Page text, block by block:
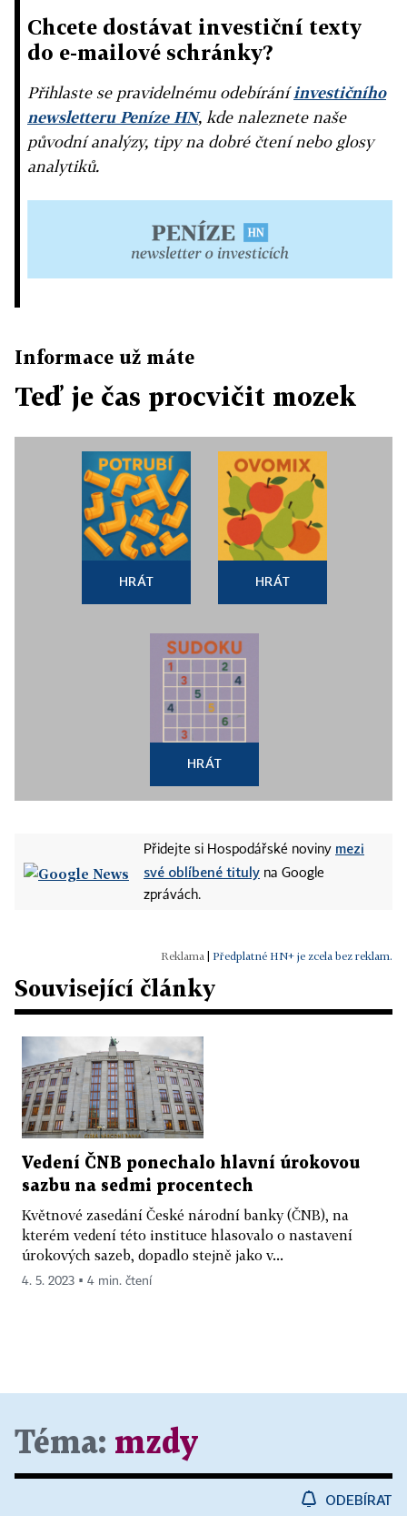
Chcete dostávat investiční texty
do e-mailové schránky?
Přihlaste se pravidelnému odebíráníinvestičního
newsletteru Peníze HN, kde naleznete naše
původní analýzy, tipy na dobré čtení nebo glosy
analytiků.
Informace už máte
Teď je čas procvičit mozek
HRÁT HRÁT
HRÁT
Přidejte si Hospodářské noviny mezi
své oblíbené tituly na Google
zprávách.
Předplatné HN+ je zcela bez reklam.
Související články
Vedení ČNB ponechalo hlavní úrokovou
sazbu na sedmi procentech
Květnové zasedání České národní banky (ČNB), na
kterém vedení této instituce hlasovalo o nastavení
úrokových sazeb, dopadlo stejně jako v...
4. 5. 2023 ▪ 4 min. čtení
Téma: mzdy
ODEBÍRAT